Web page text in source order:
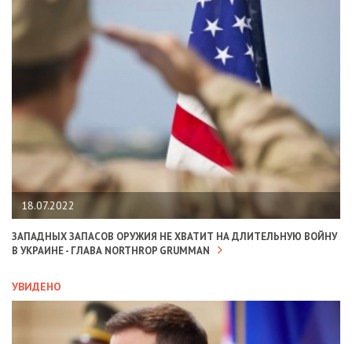
18.07.2022
ЗАПАДНЫХ ЗАПАСОВ ОРУЖИЯ НЕ ХВАТИТ НА ДЛИТЕЛЬНУЮ ВОЙНУ
В УКРАИНЕ - ГЛАВА NORTHROP GRUMMAN
УВИДЕНО